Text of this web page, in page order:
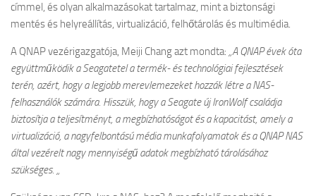
címmel, és olyan alkalmazásokat tartalmaz, mint a biztonsági
mentés és helyreállítás, virtualizáció, felhőtárolás és multimédia.
A QNAP vezérigazgatója, Meiji Chang azt mondta: „A QNAP évek óta
együttműködik a Seagatetel a termék- és technológiai fejlesztések
terén, azért, hogy a legjobb merevlemezeket hozzák létre a NAS-
felhasználók számára. Hisszük, hogy a Seagate új IronWolf családja
biztosítja a teljesítményt, a megbízhatóságot és a kapacitást, amely a
virtualizáció, a nagyfelbontású média munkafolyamatok és a QNAP NAS
által vezérelt nagy mennyiségű adatok megbízható tárolásához
szükséges. „